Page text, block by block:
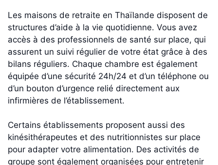
Les maisons de retraite en Thaïlande disposent de
structures d’aide à la vie quotidienne. Vous avez
accès à des professionnels de santé sur place, qui
assurent un suivi régulier de votre état grâce à des
bilans réguliers. Chaque chambre est également
équipée d’une sécurité 24h/24 et d’un téléphone ou
d’un bouton d’urgence relié directement aux
infirmières de l’établissement.
Certains établissements proposent aussi des
kinésithérapeutes et des nutritionnistes sur place
pour adapter votre alimentation. Des activités de
groupe sont également organisées pour entretenir